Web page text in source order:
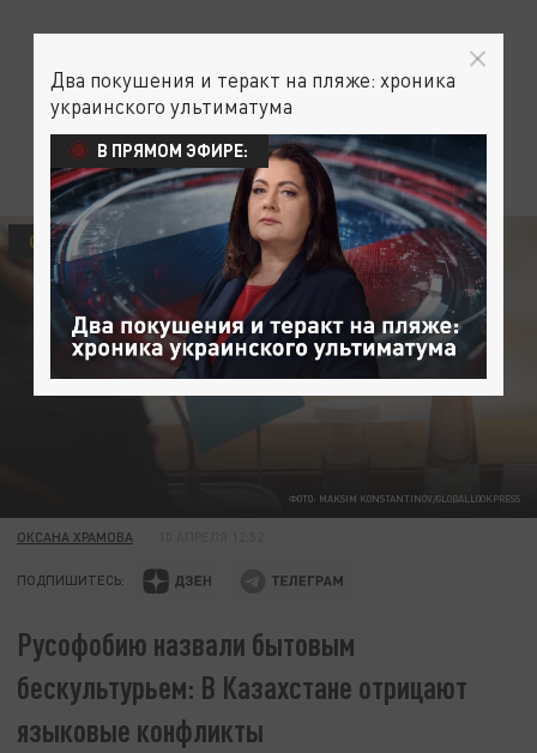
ФОТО: MAKSIM KONSTANTINOV/GLOBALLOOKPRESS
ОБЩЕСТВО РЕАКЦИЯ
ОКСАНА ХРАМОВА
ПОДПИШИТЕСЬ:
Русофобию назвали бытовым
бескультурьем: В Казахстане отрицают
языковые конфликты
Два покушения и теракт на пляже: хроника
украинского ультиматума
В ПРЯМОМ ЭФИРЕ: